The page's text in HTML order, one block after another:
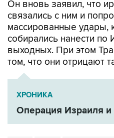
массированные
собирались нанести по
выходных. При этом
том, что они отрицают
ХРОНИКА
Операция Израиля и
США Иран Дональд